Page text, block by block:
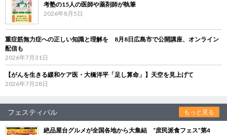
考塾の15人の医師や薬剤師が執筆
2026年8月5日
重症筋無力症への正しい知識と理解を 8月8日広島市で公開講座、オンライン
配信も
2026年7月31日
【がんを生きる緩和ケア医・大橋洋平「足し算命」】天空を見上げて
2026年7月28日
フェスティバル もっと見る
絶品屋台グルメが全国各地から大集結 “庶民派食フェス”第4